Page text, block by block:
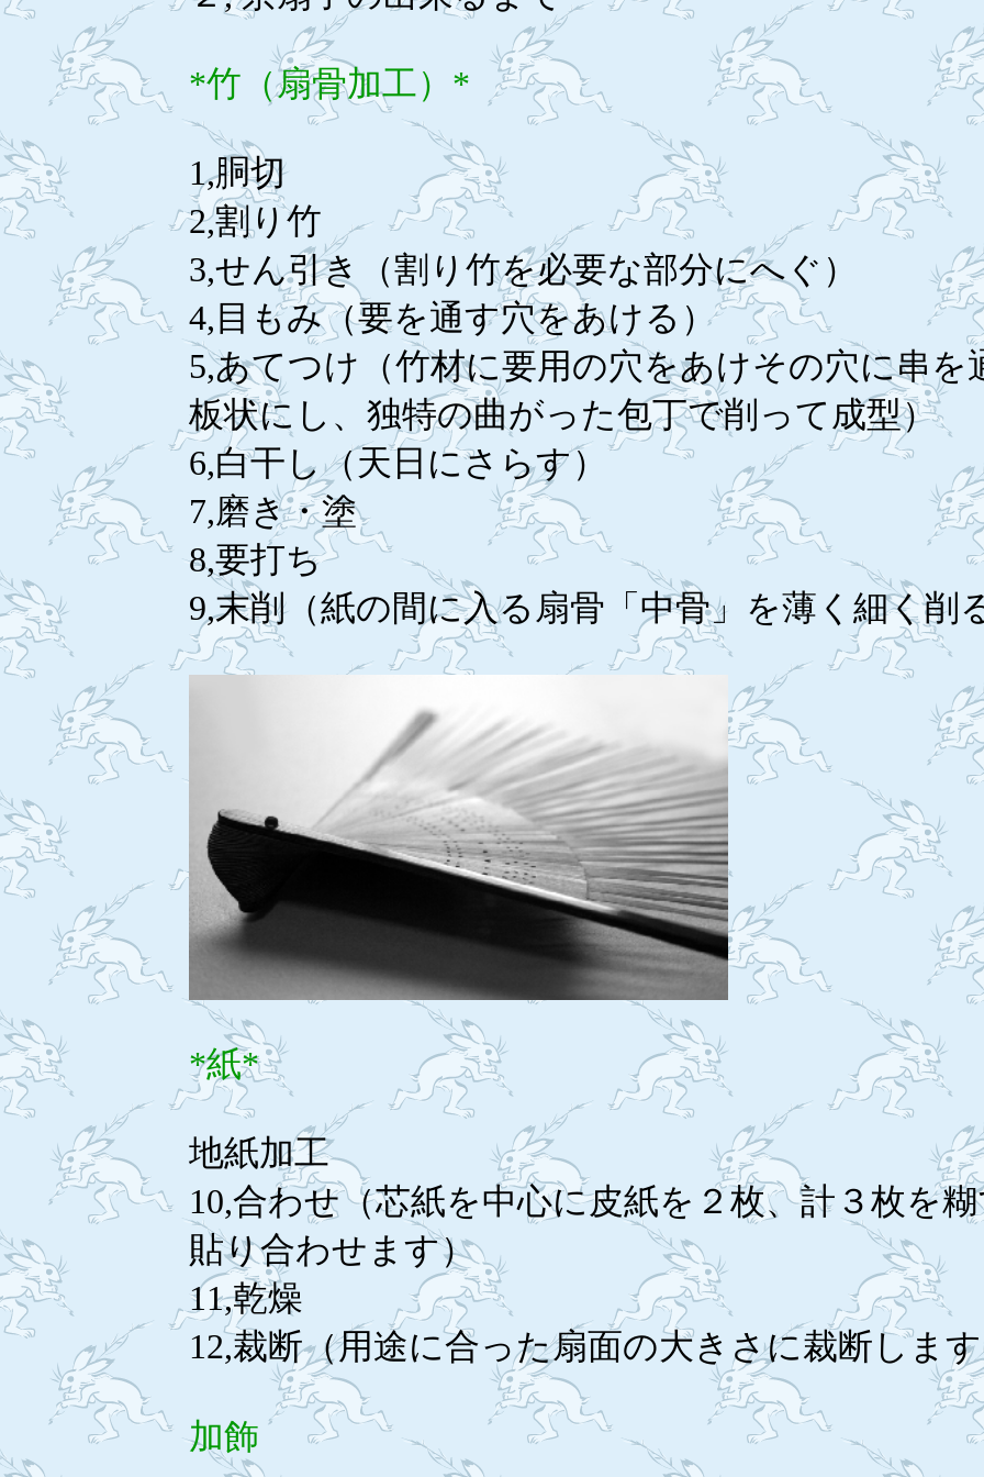
*竹（扇骨加工）*
1,胴
2,割
3,せん引き（割り竹を必要な部分にへぐ）
4,目もみ（要を通す穴をあける）
5,あてつけ（竹材に要用の穴をあけその穴に串を
板状にし、独特の曲がった包丁で削って成型）
6,白干し（天日にさらす）
7,磨き・塗
8,要打ち
9,末削（紙の間に入る扇骨「中骨」を薄く細く削
*紙*
地紙加工
10,合わせ（芯紙を中心に皮紙を２枚、計３枚を
貼り合わせます）
11,乾燥
12,裁断（用途に合った扇面の大きさに裁断しま
加飾